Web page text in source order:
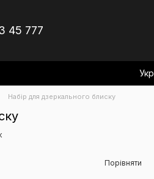
45 777
Укр
Набір для дзеркального блиску
Порівняти